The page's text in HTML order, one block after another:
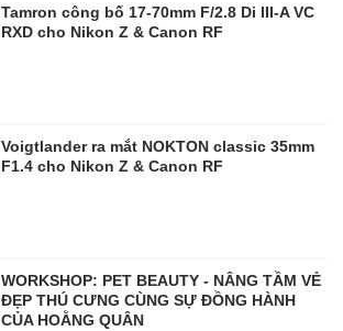
Tamron công bố 17-70mm F/2.8 Di III-A VC
RXD cho Nikon Z & Canon RF
Voigtlander ra mắt NOKTON classic 35mm
F1.4 cho Nikon Z & Canon RF
WORKSHOP: PET BEAUTY - NÂNG TẦM VẺ
ĐẸP THÚ CƯNG CÙNG SỰ ĐỒNG HÀNH
CỦA HOẰNG QUÂN